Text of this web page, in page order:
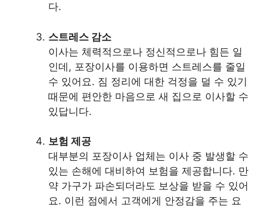
다.
스트레스 감소
이사는 체력적으로나 정신적으로나 힘든 일
인데, 포장이사를 이용하면 스트레스를 줄일
수 있어요. 짐 정리에 대한 걱정을 덜 수 있기
때문에 편안한 마음으로 새 집으로 이사할 수
있답니다.
보험 제공
대부분의 포장이사 업체는 이사 중 발생할 수
있는 손해에 대비하여 보험을 제공합니다. 만
약 가구가 파손되더라도 보상을 받을 수 있어
요. 이런 점에서 고객에게 안정감을 주는 요